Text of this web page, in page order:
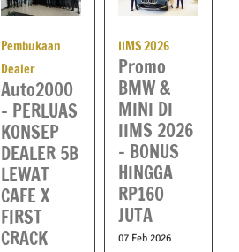
Pembukaan
Dealer
Auto2000
– PERLUAS
KONSEP
DEALER 5B
LEWAT
CAFE X
FIRST
CRACK
IIMS 2026
Promo
BMW &
MINI DI
IIMS 2026
– BONUS
HINGGA
RP160
JUTA
07 Feb 2026